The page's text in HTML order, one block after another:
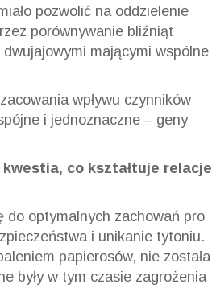
pozwolić na oddzielenie
porównywanie bliźniąt
mającymi wspólne
wpływu czynników
i jednoznaczne – geny
co kształtuje relacje
do optymalnych zachowań pro
i unikanie tytoniu.
papierosów, nie została
były w tym czasie zagrożenia